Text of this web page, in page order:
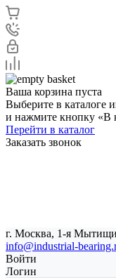
Ваша корзина пуста
Выберите в каталоге
и нажмите кнопку «В
Перейти в каталог
Заказать звонок
г. Москва, 1-я
info@industrial-
Войти
Логин